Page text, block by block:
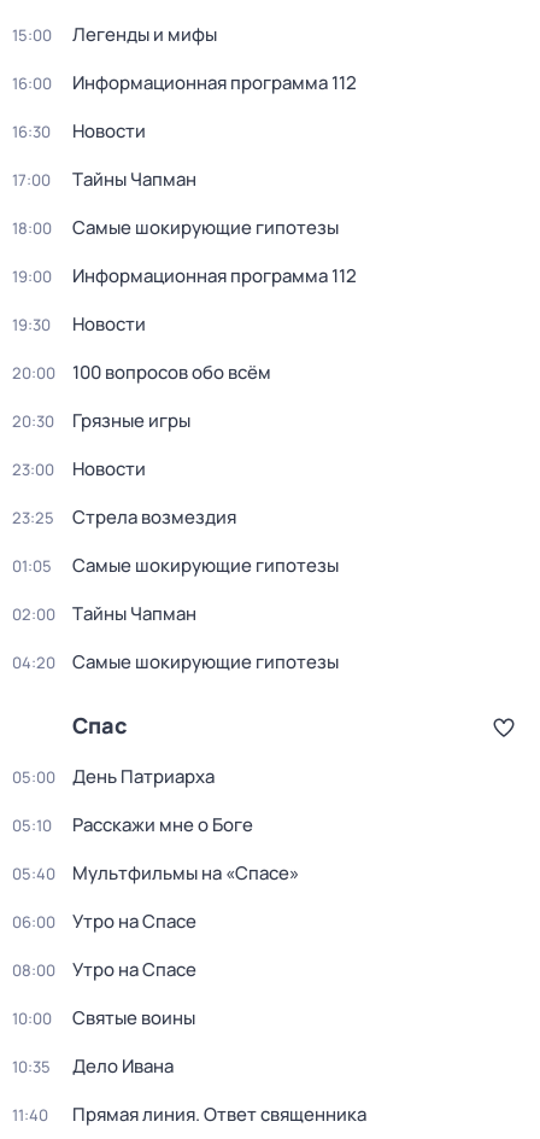
15:00 Легенды и мифы
16:00 Информационная программа 112
16:30 Новости
17:00 Тaйны Чапман
18:00 Самые шoкиpующие гипотезы
19:00 Информационная программа 112
19:30 Новости
20:00 100 вопросов обо всём
20:30 Грязные игры
23:00 Новости
23:25 Стрела возмездия
01:05 Самые шoкиpующие гипотезы
02:00 Тaйны Чапман
04:20 Самые шoкиpующие гипотезы
Спас
05:00 День Патриарха
05:10 Расскажи мне о Боге
05:40 Мультфильмы на «Спасе»
06:00 Утро на Спасе
08:00 Утро на Спасе
10:00 Святые воины
10:35 Дело Ивана
11:40 Прямая линия. Ответ священника